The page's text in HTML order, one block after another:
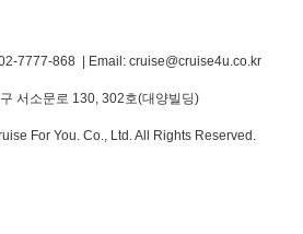
7777-868 Email: cruise@cruise4u.co.kr
서소문로 130, 302호(대양빌딩)
For You. Co., Ltd. All Rights Reserved.